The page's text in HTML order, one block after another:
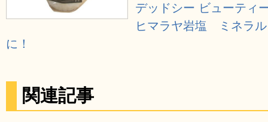
デッドシー ビューティ
ヒマラヤ岩塩 ミネラ
に！
関連記事